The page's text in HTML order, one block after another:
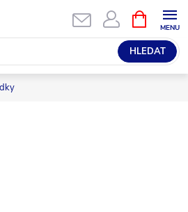
HLEDAT
NÁKUPNÍ
KOŠÍK